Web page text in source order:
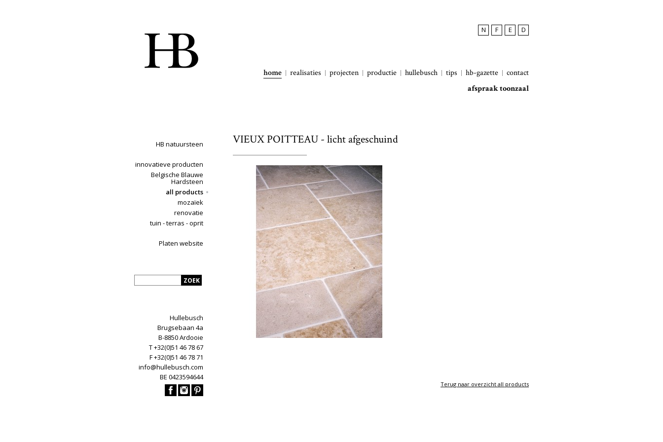
N F E D
home realisaties projecten productie hullebusch tips hb-gazette
contact
afspraak toonzaal
HB natuursteen
innovatieve producten
Belgische Blauwe
Hardsteen
all products
mozaïek
renovatie
tuin - terras - oprit
Platen website
Hullebusch
Brugsebaan 4a
B-8850 Ardooie
T +32(0)51 46 78 67
F +32(0)51 46 78 71
info@hullebusch.com
BE 0423594644
VIEUX POITTEAU - licht afgeschuind
Terug naar overzicht all products